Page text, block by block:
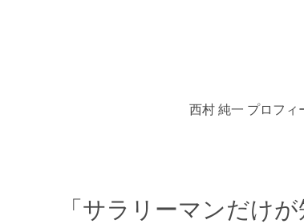
西村 純一 プロフィ
「サラリーマンだけ